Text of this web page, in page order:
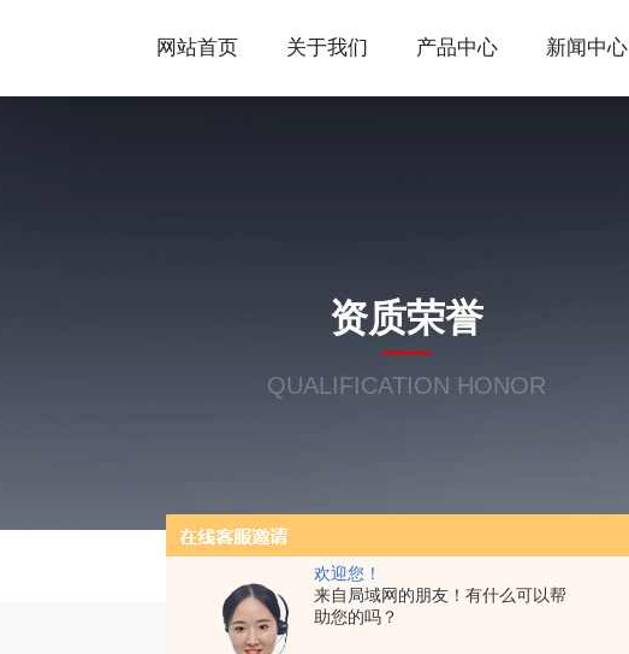
欢迎您！
来自局域网的朋友！有什么可以帮
助您的吗？
网站首页 关于我们 产品中心 新闻中心
资质荣誉
QUALIFICATION HONOR